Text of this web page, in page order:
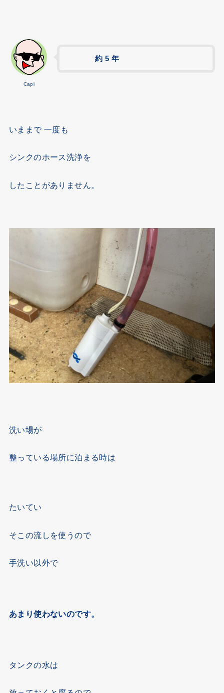
Capi
約 5 年
いままで 一度も
シンクのホース洗浄を
したことがありません。
洗い場が
整っている場所に泊まる時は
たいてい
そこの流しを使うので
手洗い以外で
あまり使わないのです。
タンクの水は